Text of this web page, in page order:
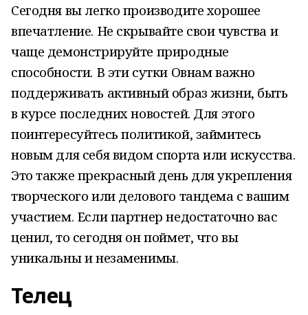
Сегодня вы легко производите хорошее
впечатление. Не скрывайте свои чувства и
чаще демонстрируйте природные
способности. В эти сутки Овнам важно
поддерживать активный образ жизни, быть
в курсе последних новостей. Для этого
поинтересуйтесь политикой, займитесь
новым для себя видом спорта или искусства.
Это также прекрасный день для укрепления
творческого или делового тандема с вашим
участием. Если партнер недостаточно вас
ценил, то сегодня он поймет, что вы
уникальны и незаменимы.
Телец